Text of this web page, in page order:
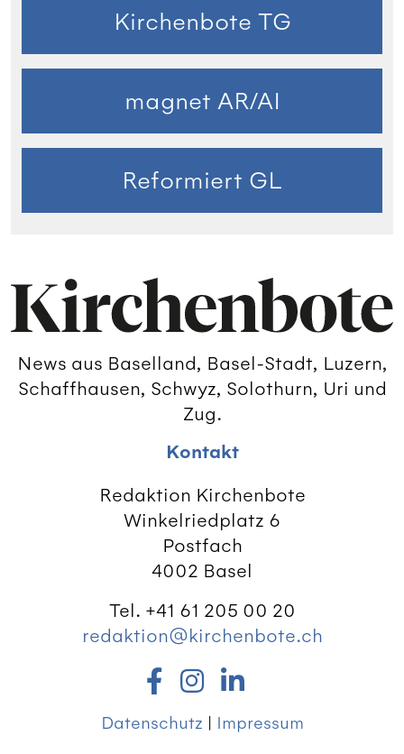
Kirchenbote TG
magnet AR/AI
Reformiert GL
News aus Baselland, Basel-Stadt, Luzern,
Schaffhausen, Schwyz, Solothurn, Uri und
Zug.
Kontakt
Redaktion Kirchenbote
Winkelriedplatz 6
Postfach
4002 Basel
Tel. +41 61 205 00 20
redaktion@kirchenbote.ch
Datenschutz | Impressum